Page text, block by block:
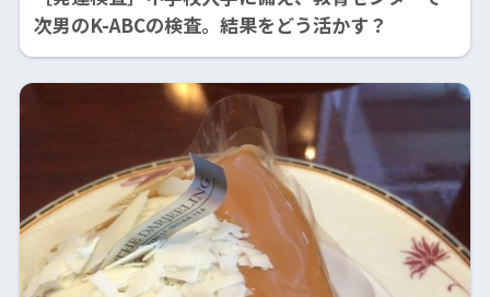
次男のK-ABCの検査。結果をどう活かす？